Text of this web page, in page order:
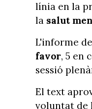
línia en la
la salut
L'informe
favor, 5 en
sessió
El text
voluntat de